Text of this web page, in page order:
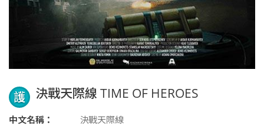
護 決戰天際線 TIME OF HEROES
中文名稱：
決戰天際線